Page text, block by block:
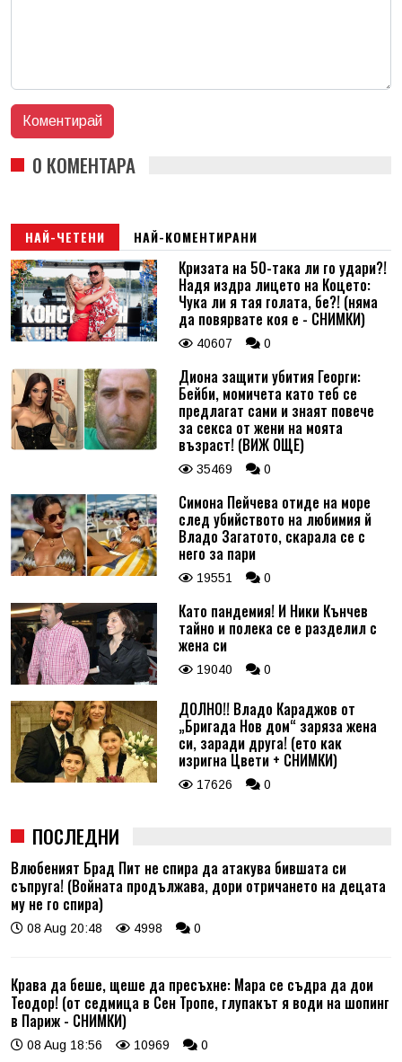
0 КОМЕНТАРА
НАЙ-ЧЕТЕНИ НАЙ-КОМЕНТИРАНИ
Кризата на 50-така ли го удари?!
Надя издра лицето на Коцето:
Чука ли я тая голата, бе?! (няма
да повярвате коя е - СНИМКИ)
40607 0
Диона защити убития Георги:
Бейби, момичета като теб се
предлагат сами и знаят повече
за секса от жени на моята
възраст! (ВИЖ ОЩЕ)
35469 0
Симона Пейчева отиде на море
след убийството на любимия й
Владо Загатото, скарала се с
него за пари
19551 0
Като пандемия! И Ники Кънчев
тайно и полека се е разделил с
жена си
19040 0
ДОЛНО!! Владо Караджов от
„Бригада Нов дом“ заряза жена
си, заради друга! (ето как
изригна Цвети + СНИМКИ)
17626 0
ПОСЛЕДНИ
Влюбеният Брад Пит не спира да атакува бившата си
съпруга! (Войната продължава, дори отричането на децата
му не го спира)
08 Aug 20:48 4998 0
Крава да беше, щеше да пресъхне: Мара се съдра да дои
Теодор! (от седмица в Сен Тропе, глупакът я води на шопинг
в Париж - СНИМКИ)
08 Aug 18:56 10969 0